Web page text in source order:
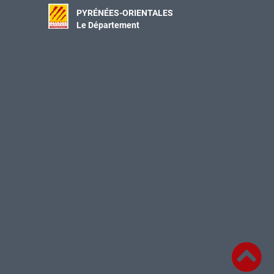
PYRÉNÉES-ORIENTALES
Le Département